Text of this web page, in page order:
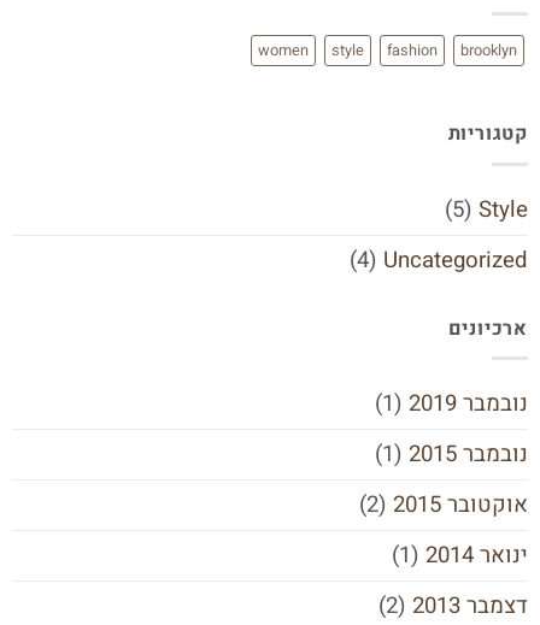
brooklyn
fashion
style
women
קטגוריות
Style
(5)
Uncategorized
(4)
ארכיונים
נובמבר 2019
(1)
נובמבר 2015
(1)
אוקטובר 2015
(2)
ינואר 2014
(1)
דצמבר 2013
(2)